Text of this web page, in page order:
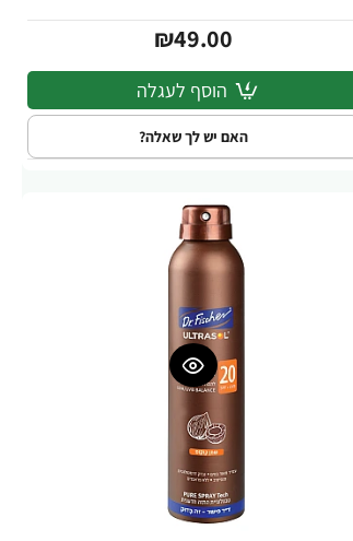
₪49.00
הוסף לעגלה
האם יש לך שאלה?